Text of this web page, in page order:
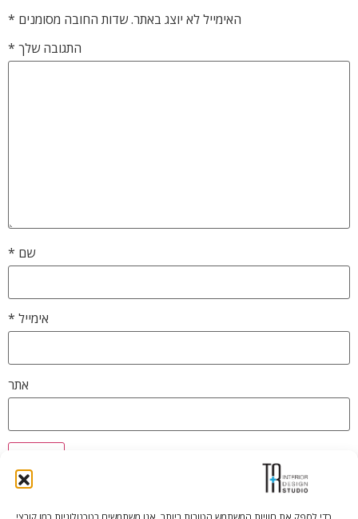
האימייל לא יוצג באתר.שדות החובה מסומנים *
התגובה שלך *
שם *
אימייל *
אתר